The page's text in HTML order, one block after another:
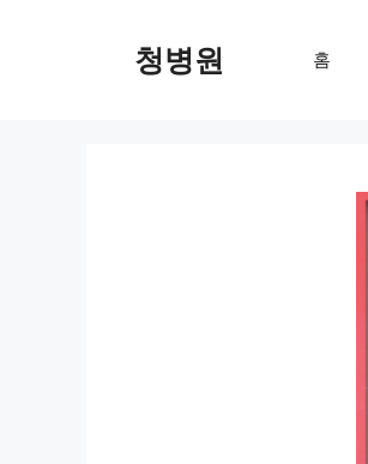
청병원 홈